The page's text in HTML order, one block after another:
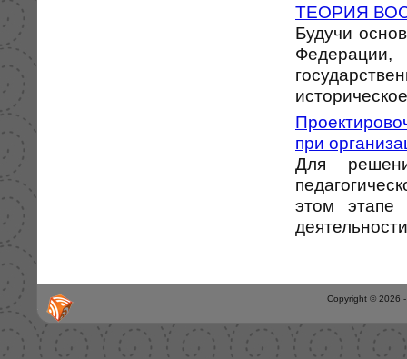
ТЕОРИЯ
Будучи
при
Для
этом этапе
Copyright © 2026